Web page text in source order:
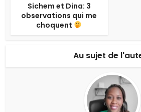
Sichem et Dina: 3
observations qui me
choquent
Au sujet de